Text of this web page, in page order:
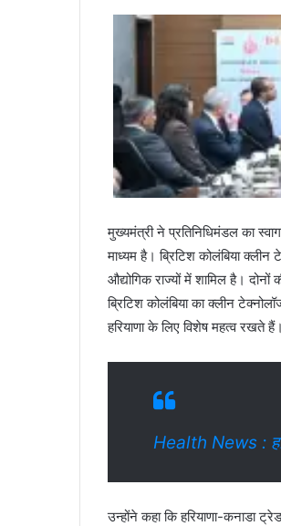
मुख्यमंत्री ने प्रतिनिधिमंडल का
माध्यम है। ब्रिटिश कोलंबिया
औद्योगिक राज्यों में शामिल है।
ब्रिटिश कोलंबिया का क्लीन
हरियाणा के लिए विशेष महत्व रखते हैं।
Health News :
उन्होंने कहा कि हरियाणा-कनाडा